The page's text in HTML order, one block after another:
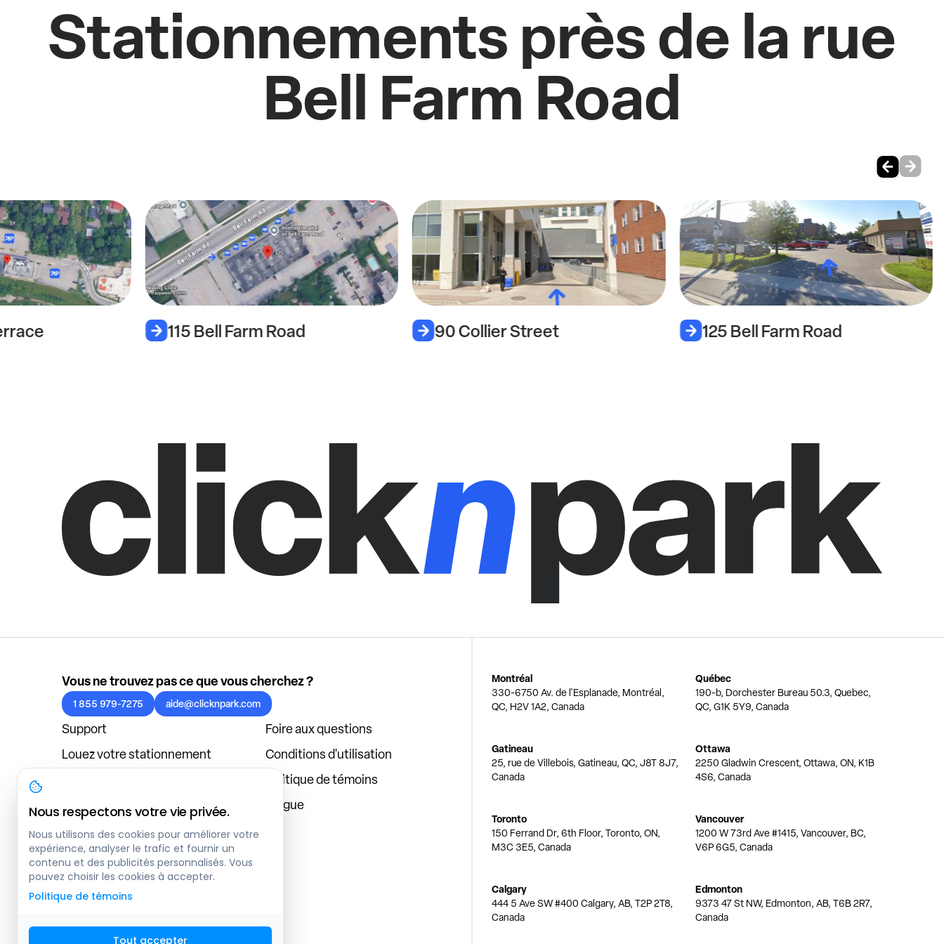
Stationnements près de la rue
Bell Farm Road
115 Bell Farm Road 90 Collier Street 125 Bell Farm Road
Vous ne trouvez pas ce que vous cherchez ?
1 855 979-7275 aide@clicknpark.com
Support
Foire aux questions
Louez votre stationnement
Conditions d'utilisation
Politique de témoins
À propos
Blogue
Connexion au tableau de bord
Montréal
330-6750 Av. de l'Esplanade, Montréal,
QC, H2V 1A2, Canada
Québec
190-b, Dorchester Bureau 50.3, Quebec,
QC, G1K 5Y9, Canada
Gatineau
25, rue de Villebois, Gatineau, QC, J8T 8J7,
Canada
Ottawa
2250 Gladwin Crescent, Ottawa, ON, K1B
4S6, Canada
Toronto
150 Ferrand Dr, 6th Floor, Toronto, ON,
M3C 3E5, Canada
Vancouver
1200 W 73rd Ave #1415, Vancouver, BC,
V6P 6G5, Canada
Calgary
444 5 Ave SW #400 Calgary, AB, T2P 2T8,
Canada
Edmonton
9373 47 St NW, Edmonton, AB, T6B 2R7,
Canada
Nous respectons votre vie privée.
Nous utilisons des cookies pour améliorer votre
expérience, analyser le trafic et fournir un
contenu et des publicités personnalisés. Vous
pouvez choisir les cookies à accepter.
Politique de témoins
Tout accepter